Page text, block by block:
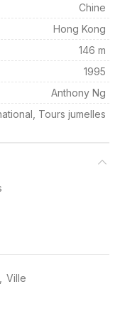
Chine
Hong Kong
146 m
1995
Anthony Ng
Tours jumelles
Ville